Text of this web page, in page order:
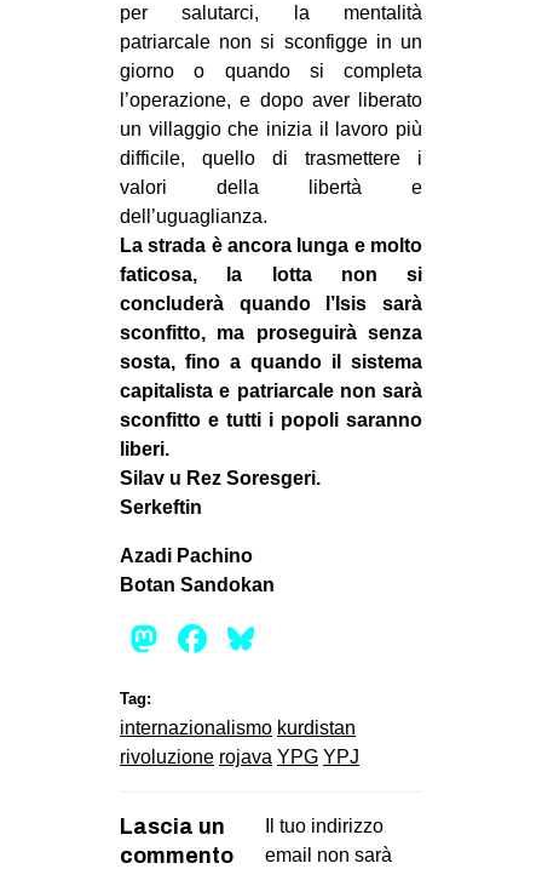
per salutarci, la mentalità
patriarcale non si sconfigge in un
giorno o quando si completa
l’operazione, e dopo aver liberato
un villaggio che inizia il lavoro più
difficile, quello di trasmettere i
valori della libertà e
dell’uguaglianza.
La strada è ancora lunga e molto
faticosa, la lotta non si
concluderà quando l’Isis sarà
sconfitto, ma proseguirà senza
sosta, fino a quando il sistema
capitalista e patriarcale non sarà
sconfitto e tutti i popoli saranno
liberi.
Silav u Rez Soresgeri.
Serkeftin
Azadi Pachino
Botan Sandokan
Mastodon
Facebook
Tag:
internazionalismo kurdistan
rivoluzione rojava YPG YPJ
Lascia un
commento
Il tuo indirizzo
email non sarà